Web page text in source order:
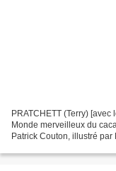
PRATCHETT (Terry)
Monde merveilleux du
Patrick Couton, illustré par